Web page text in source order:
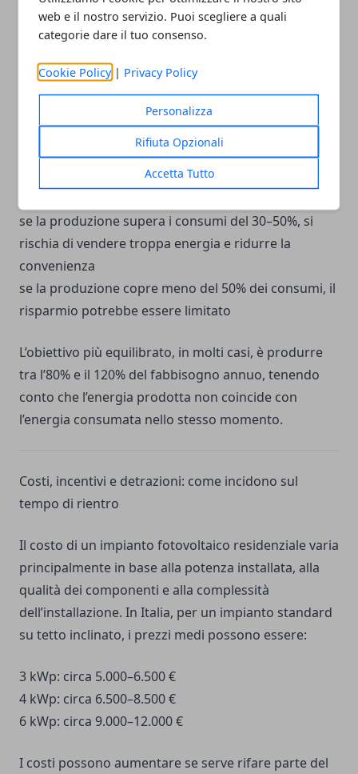
web e il nostro servizio. Puoi scegliere a quali
categorie dare il tuo consenso.
Cookie Policy | Privacy Policy
Personalizza
Rifiuta Opzionali
Accetta Tutto
ottimizzare l’utilizzo degli elettrodomestici nelle ore
di sole.
Come capire se l’impianto è sovradimensionato
Un indicatore semplice è confrontare produzione
stimata e consumi annui:
se la produzione annua è simile ai consumi, il
se la produzione supera i consumi del 30–50%, si
rischia di vendere troppa energia e ridurre la
convenienza
se la produzione copre meno del 50% dei consumi, il
risparmio potrebbe essere limitato
L’obiettivo più equilibrato, in molti casi, è produrre
tra l’80% e il 120% del fabbisogno annuo, tenendo
conto che l’energia prodotta non coincide con
l’energia consumata nello stesso momento.
Costi, incentivi e detrazioni: come incidono sul
tempo di rientro
Il costo di un impianto fotovoltaico residenziale varia
principalmente in base alla potenza installata, alla
qualità dei componenti e alla complessità
dell’installazione. In Italia, per un impianto standard
su tetto inclinato, i prezzi medi possono essere:
3 kWp: circa 5.000–6.500 €
4 kWp: circa 6.500–8.500 €
6 kWp: circa 9.000–12.000 €
I costi possono aumentare se serve rifare parte del